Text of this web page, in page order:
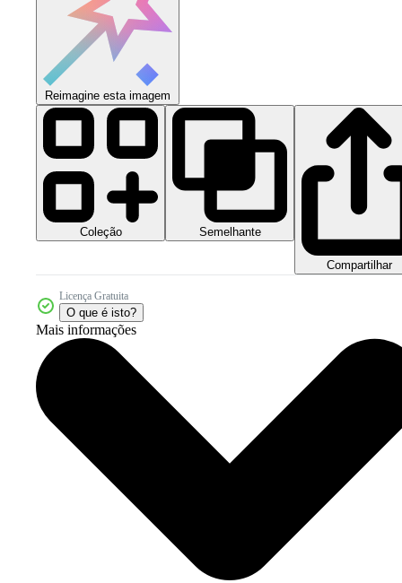
Reimagine esta imagem
Coleção Semelhante
Compartilhar
Licença Gratuita
O que é isto?
Mais informações